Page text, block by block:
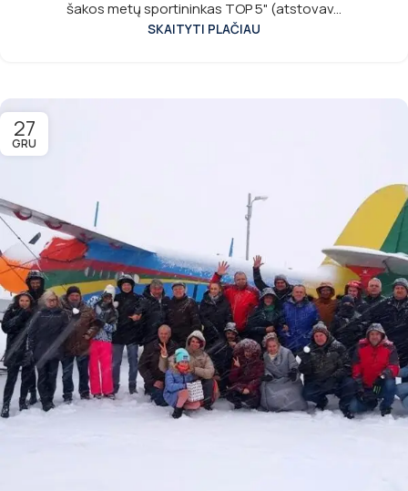
šakos metų sportininkas TOP 5" (atstovav...
SKAITYTI PLAČIAU
27
GRU